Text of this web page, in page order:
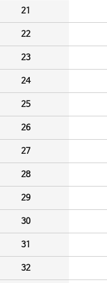
21
22
23
24
25
26
27
28
29
30
31
32